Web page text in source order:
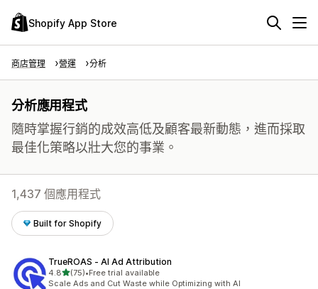
Shopify App Store
商店管理 營運 分析
分析應用程式
隨時掌握行銷的成效高低及顧客最新動態，進而採取
最佳化策略以壯大您的事業。
1,437 個應用程式
Built for Shopify
TrueROAS ‑ AI Ad Attribution
4.8滿分 5 顆星
(75)
共有 75 則評價
•Free trial available
Scale Ads and Cut Waste while Optimizing with AI